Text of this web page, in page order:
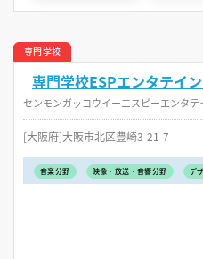
専門学校
専門学校ESPエンタテイ
センモンガッコウイーエスピーエンタテ
[大阪府]大阪市北区豊崎3-21-7
音楽分野 映像・放送・音響分野 デ